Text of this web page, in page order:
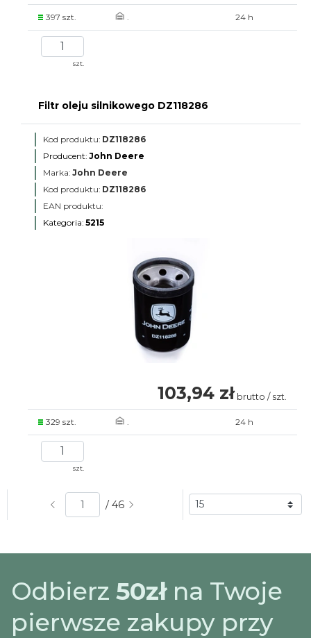
397 szt. . 24 h
szt.
Filtr oleju silnikowego DZ118286
Kod produktu: DZ118286
Producent: John Deere
Marka: John Deere
Kod produktu: DZ118286
EAN produktu:
Kategoria: 5215
103,94 zł brutto / szt.
329 szt. . 24 h
szt.
/ 46
Odbierz 50złna Twoje
pierwsze zakupy przy